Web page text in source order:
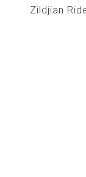
Zildjian